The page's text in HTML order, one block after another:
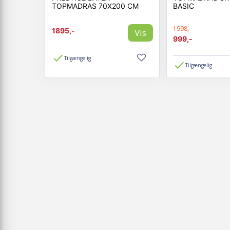
TOPMADRAS 70X200 CM
1895,- Vis
Tilgængelig
BASIC
1998,-
999,-
Tilgængelig